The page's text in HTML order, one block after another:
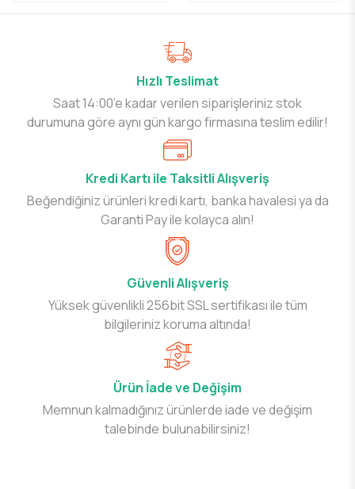
Hızlı Teslimat
Saat 14:00’e kadar verilen siparişleriniz stok
durumuna göre aynı gün kargo firmasına teslim edilir!
Kredi Kartı ile Taksitli Alışveriş
Beğendiğiniz ürünleri kredi kartı, banka havalesi ya da
Garanti Pay ile kolayca alın!
Güvenli Alışveriş
Yüksek güvenlikli 256bit SSL sertifikası ile tüm
bilgileriniz koruma altında!
Ürün İade ve Değişim
Memnun kalmadığınız ürünlerde iade ve değişim
talebinde bulunabilirsiniz!